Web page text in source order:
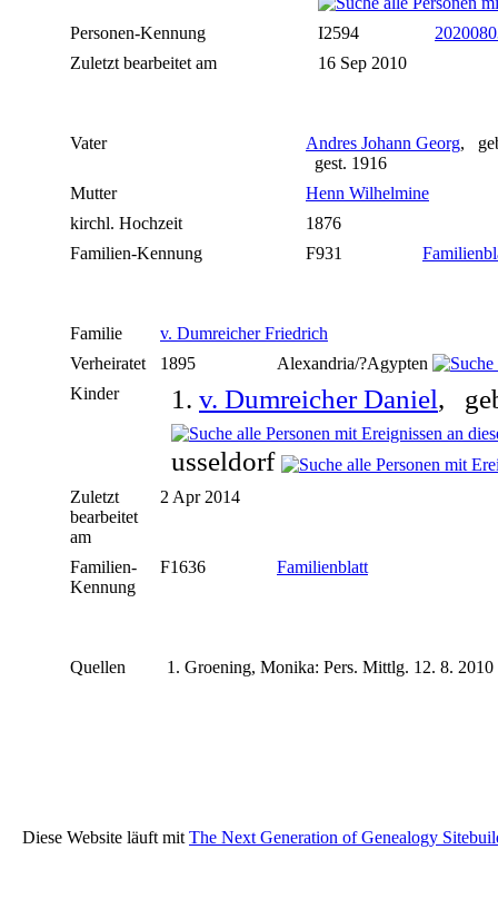
Personen-Kennung I2594
Zuletzt bearbeitet am
16 Sep 2010
Vater Andres Johann Georg,
gest. 1916
Mutter
Henn Wilhelmine
kirchl. Hochzeit
1876
Familien-Kennung
F931
Familie
v. Dumreicher Friedrich
Verheiratet
1895
Alexandria/?Agypten
Kinder
1. v. Dumreicher Daniel,
usseldorf
Zuletzt
bearbeitet
am
2 Apr 2014
Familien-
Kennung
F1636 Familienblatt
Quellen Groening, Monika: Pers. Mittlg. 12. 8.
Diese Website läuft mit The Next Generation of Genealogy